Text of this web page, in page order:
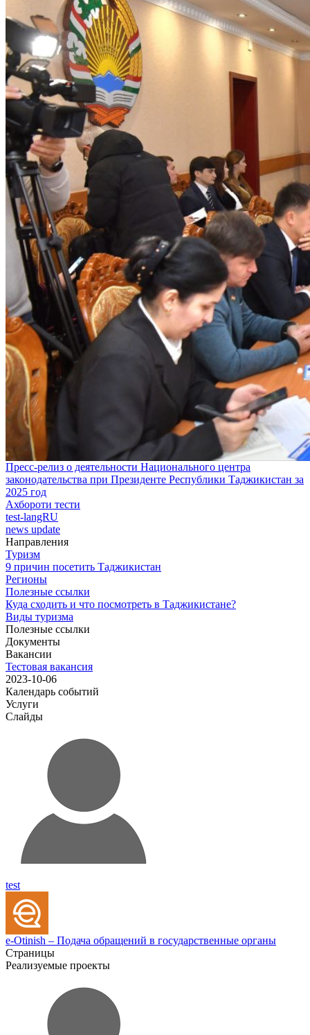
Пресс-релиз о деятельности Национального центра
законодательства при Президенте Республики Таджикистан за
2025 год
Ахбороти тести
test-langRU
news update
Направления
Туризм
9 причин посетить Таджикистан
Регионы
Полезные ссылки
Куда сходить и что посмотреть в Таджикистане?
Виды туризма
Полезные ссылки
Документы
Вакансии
Тестовая вакансия
2023-10-06
Календарь событий
Услуги
Слайды
test
e-Otinish – Подача обращений в государственные органы
Страницы
Реализуемые проекты